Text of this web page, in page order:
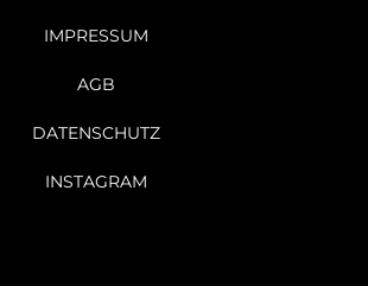
IMPRESSUM
AGB
DATENSCHUTZ
INSTAGRAM